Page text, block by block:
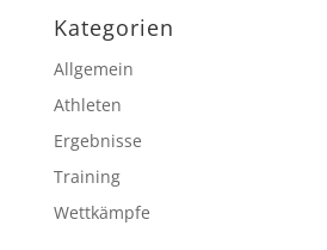
Kategorien
Allgemein
Athleten
Ergebnisse
Training
Wettkämpfe